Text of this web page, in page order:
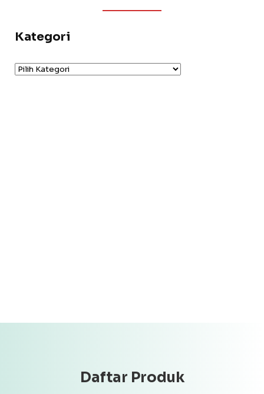
Kategori
Kategori
Daftar Produk